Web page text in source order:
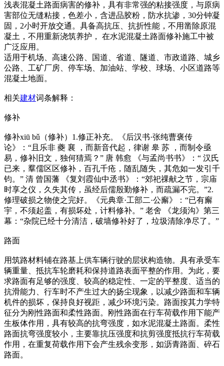
浅表混凝土路面病害的修补，具有非常强的粘接强度，与原病
害部位无缝粘接，色差小，含进品胶粉，防水抗渗，30分钟凝
固，2小时开放交通。具备高抗压、抗折性能，不用凿除原混
凝土，不用重新浇筑养护， 在水泥混凝土路面修补施工中被
广泛应用。
适用于机场、高速公路、国道、省道、隧道、市政道路、城乡
公路、工矿厂房、停车场、加油站、学校、球场、小区道路等
混凝土地面。
相关建材词条解释：
修补
修补xiū bǔ（修补）1.修正补充。《后汉书·张纯曹褒传
论》：“且乐非 夔 襄 ，而新音代起，律谢 皋 苏 ，而制令亟
易，修补旧文，独何猜焉？” 唐 韩愈 《与孟尚书书》：“ 汉氏
已来，羣儒区区修补，百孔千疮，随乱随失，其危如一发引千
钧。” 清 曾国藩 《复刘霞仙中丞书》：“郊祀祼献之节，宗庙
时享之仪，久失其传，虽经后儒殷勤修补，而疏漏不完。”2.
修理破损之物使之完好。《元典章·工部二·公廨》：“已有廨
宇，不须起盖，有损坏处，计料修补。” 老舍 《龙须沟》第三
幕：“杂院已经十分清洁，破墙修补好了，垃圾清除净尽了。”
路面
用筑路材料铺在路基上供车辆行驶的层状构造物。具有承受车
辆重量、抵抗车轮磨耗和保持道路表面平整的作用。为此，要
求路面有足够的强度、较高的稳定性、一定的平整度、适当的
抗滑能力、行车时不产生过大的扬尘现象，以减少路面和车辆
机件的损坏，保持良好视距，减少环境污染。路面按其力学特
征分为刚性路面和柔性路面。刚性路面在行车荷载作用下能产
生板体作用，具有较高的抗弯强度，如水泥混凝土路面。柔性
路面抗弯强度较小，主要靠抗压强度和抗剪强度抵抗行车荷载
作用，在重复荷载作用下会产生残余变形，如沥青路面、碎石
路面。